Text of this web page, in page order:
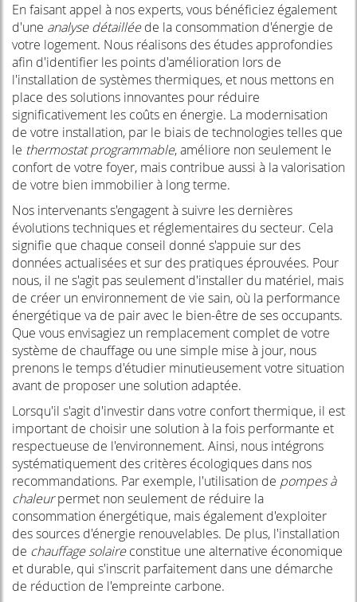
En faisant appel à nos experts, vous bénéficiez également
d'une analyse détailléede la consommation d'énergie de
votre logement. Nous réalisons des études approfondies
afin d'identifier les points d'amélioration lors de
l'installation de systèmes thermiques, et nous mettons en
place des solutions innovantes pour réduire
significativement les coûts en énergie. La modernisation
de votre installation, par le biais de technologies telles que
le thermostat programmable, améliore non seulement le
confort de votre foyer, mais contribue aussi à la valorisation
de votre bien immobilier à long terme.
Nos intervenants s'engagent à suivre les dernières
évolutions techniques et réglementaires du secteur. Cela
signifie que chaque conseil donné s'appuie sur des
données actualisées et sur des pratiques éprouvées. Pour
nous, il ne s'agit pas seulement d'installer du matériel, mais
de créer un environnement de vie sain, où la performance
énergétique va de pair avec le bien-être de ses occupants.
Que vous envisagiez un remplacement complet de votre
système de chauffage ou une simple mise à jour, nous
prenons le temps d'étudier minutieusement votre situation
avant de proposer une solution adaptée.
Lorsqu'il s'agit d'investir dans votre confort thermique, il est
important de choisir une solution à la fois performante et
respectueuse de l'environnement. Ainsi, nous intégrons
systématiquement des critères écologiques dans nos
recommandations. Par exemple, l'utilisation de pompes à
chaleurpermet non seulement de réduire la
consommation énergétique, mais également d'exploiter
des sources d'énergie renouvelables. De plus, l'installation
de chauffage solaireconstitue une alternative économique
et durable, qui s'inscrit parfaitement dans une démarche
de réduction de l'empreinte carbone.